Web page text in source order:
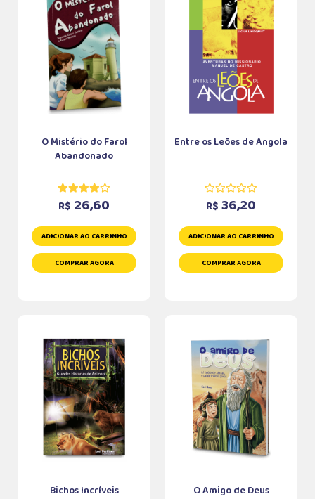
O Mistério do Farol
Abandonado
R$ 26,60
ADICIONAR AO CARRINHO
COMPRAR AGORA
Entre os Leões de Angola
R$ 36,20
ADICIONAR AO CARRINHO
COMPRAR AGORA
Bichos Incríveis O Amigo de Deus